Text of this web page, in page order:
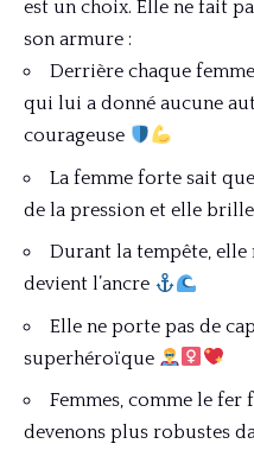
est un choix. Elle ne fait
son armure :
Derrière chaque
qui lui a donné aucune
courageuse
La femme forte sait
de la pression et elle
Durant la tempête, elle
devient l’ancre
Elle ne porte pas de
superhéroïque
Femmes, comme le fer
devenons plus robustes